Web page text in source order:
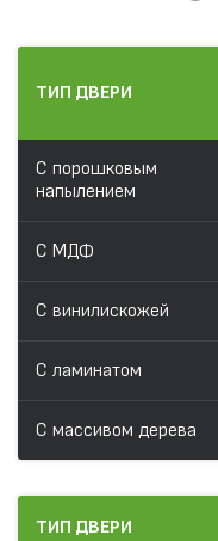
ТИП ДВЕРИ
С порошковым
напылением
С МДФ
С винилискожей
С ламинатом
С массивом дерева
ТИП ДВЕРИ